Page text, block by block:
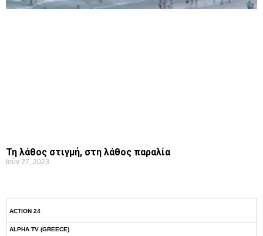
Τη λάθος στιγμή, στη λάθος παραλία
Ιούν 27, 2023
ACTION 24
ALPHA TV (GREECE)